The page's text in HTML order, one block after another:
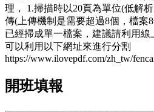
理， 1.掃描時以20頁為單位(低解
傳(上傳機制是需要超過8個，檔案
已經掃成單一檔案，建議請利用線
可以利用以下網址來進行分割
https://www.ilovepdf.com/zh_tw/
開班填報